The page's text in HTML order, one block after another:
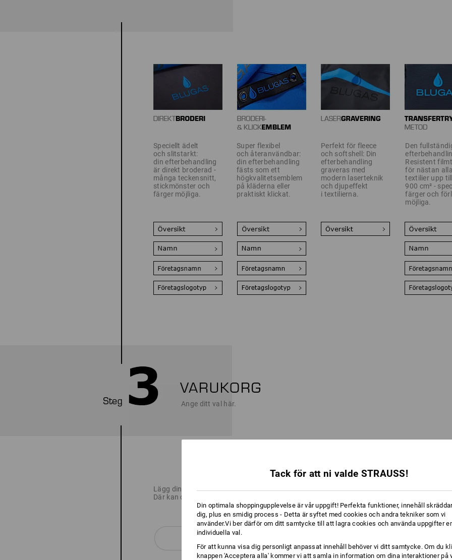
Speciellt ädelt
och slitstarkt:
din efterbehandling
är direkt broderad -
många teckensnitt,
stickmönster och
färger möjliga.
Super flexibel
och återanvändbar:
din efterbehandling
fästs som ett
högkvalitetsemblem
på kläderna eller
praktiskt klickat.
Perfekt för fleece
och softshell: Din
efterbehandling
graveras med
modern laserteknik
och djupeffekt
i textilierna.
Den
Resistent
för nästan alla
textilier upp till
900 cm² -
färger och
möjliga.
Ange ditt val här.
Lägg dina produkter i kundvagnen.
Där kan du markera varorna med hjälp av knappen
Tack för att ni valde STRAUSS!
Din optimala shoppingupplevelse är vår uppgift! Perfekta funktioner, innehåll
dig, plus en smidig process - Detta är syftet med cookies och andra tekniker som vi
använder.Vi ber därför om ditt samtycke till att lagra cookies och använda uppgifter
individuella val.
För att kunna visa dig personligt anpassat innehåll behöver vi ditt samtycke. Om du
knappen 'Acceptera alla' kommer vi att samla in information om dina interaktioner på